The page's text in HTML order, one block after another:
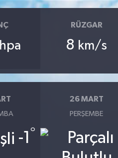
hpa
RÜZGAR
8 km/s
-1 °
26 MART
PERŞEMBE